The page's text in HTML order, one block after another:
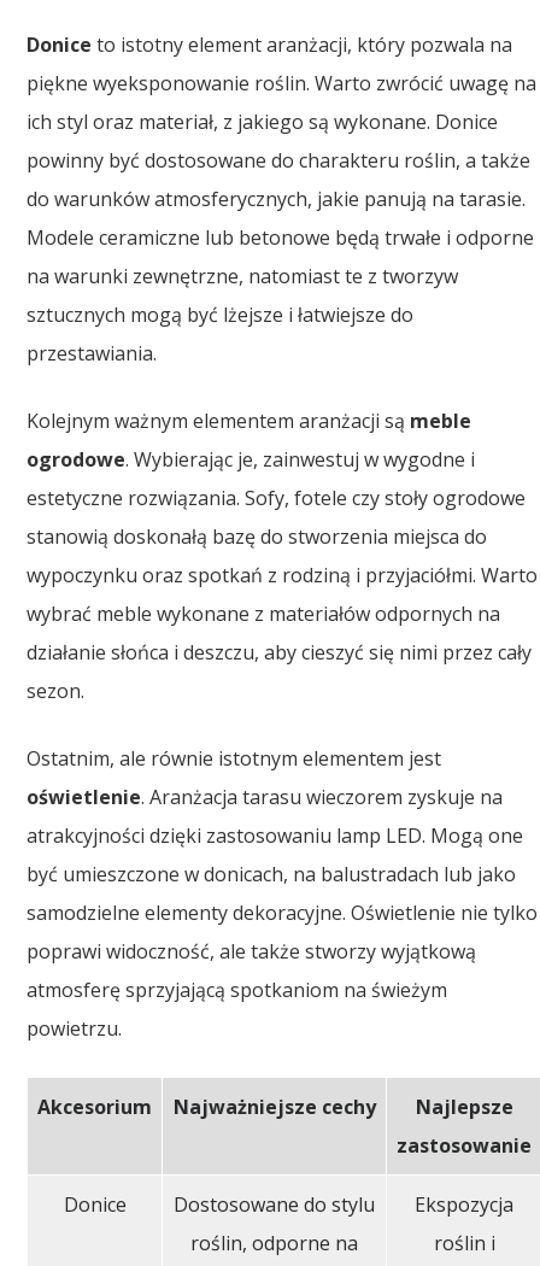
Donice to istotny element aranżacji, który pozwala na
piękne wyeksponowanie roślin. Warto zwrócić uwagę na
ich styl oraz materiał, z jakiego są wykonane. Donice
powinny być dostosowane do charakteru roślin, a także
do warunków atmosferycznych, jakie panują na tarasie.
Modele ceramiczne lub betonowe będą trwałe i odporne
na warunki zewnętrzne, natomiast te z tworzyw
sztucznych mogą być lżejsze i łatwiejsze do
przestawiania.
Kolejnym ważnym elementem aranżacji są meble
ogrodowe. Wybierając je, zainwestuj w wygodne i
estetyczne rozwiązania. Sofy, fotele czy stoły ogrodowe
stanowią doskonałą bazę do stworzenia miejsca do
wypoczynku oraz spotkań z rodziną i przyjaciółmi. Warto
wybrać meble wykonane z materiałów odpornych na
działanie słońca i deszczu, aby cieszyć się nimi przez cały
sezon.
Ostatnim, ale równie istotnym elementem jest
oświetlenie. Aranżacja tarasu wieczorem zyskuje na
atrakcyjności dzięki zastosowaniu lamp LED. Mogą one
być umieszczone w donicach, na balustradach lub jako
samodzielne elementy dekoracyjne. Oświetlenie nie tylko
poprawi widoczność, ale także stworzy wyjątkową
atmosferę sprzyjającą spotkaniom na świeżym
powietrzu.
Akcesorium Najważniejsze cechy
Najlepsze
zastosowanie
Donice
Dostosowane do stylu
roślin, odporne na
Ekspozycja
roślin i